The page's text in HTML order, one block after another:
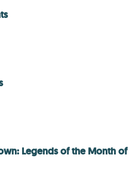
Legends of the Month of